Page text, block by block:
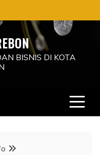
BISNIS DI KOTA